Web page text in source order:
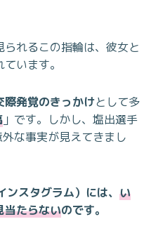
れるこの指輪は、彼女と
います。
際発覚のきっかけとして多
」です。しかし、塩出選手
な事実が見えてきまし
スタグラム）には、 い
当たらないのです。